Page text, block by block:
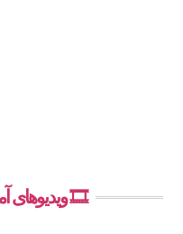
🎞️ ویدیوهای